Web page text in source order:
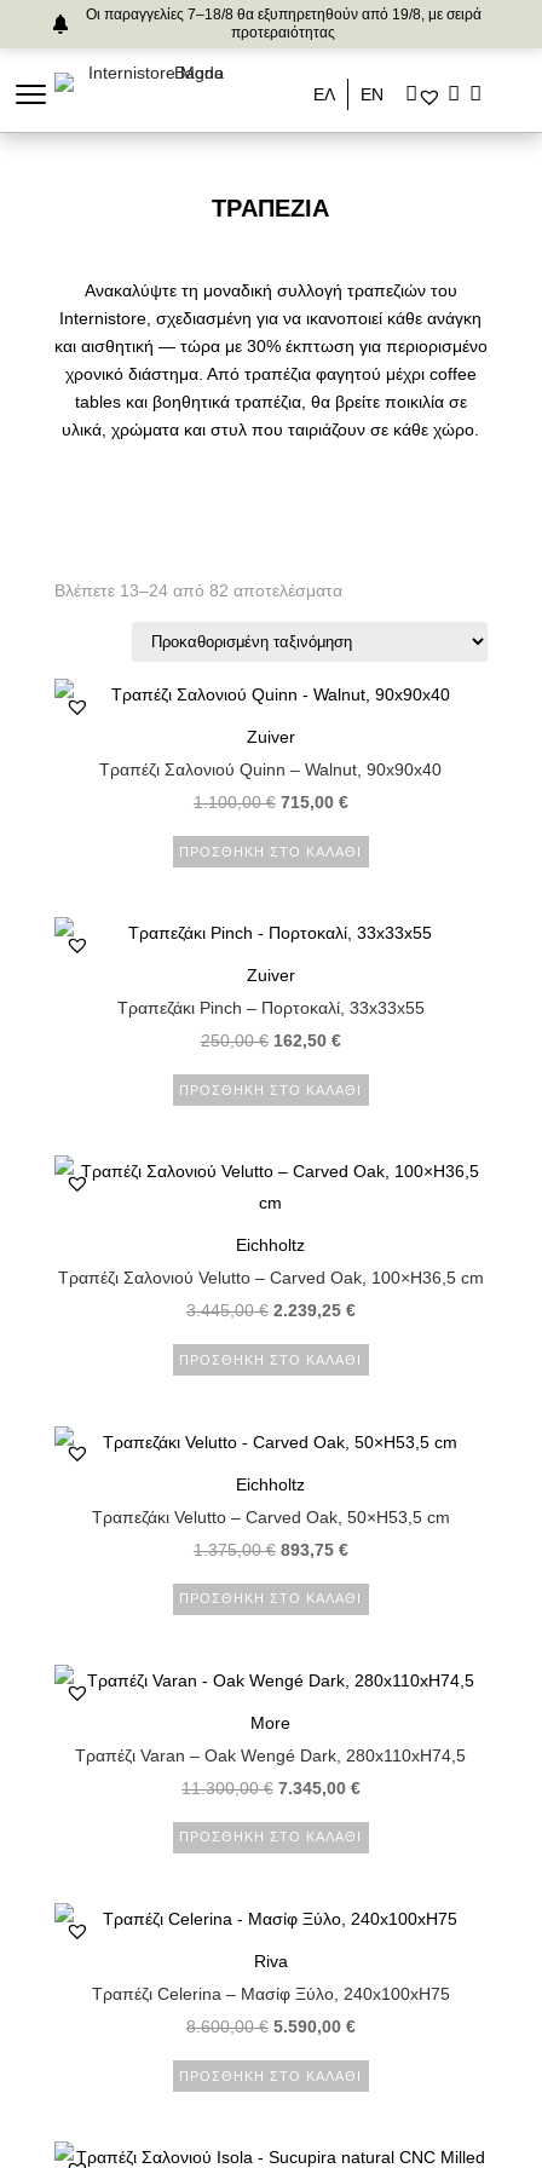
Οι παραγγελίες 7–18/8 θα εξυπηρετηθούν από 19/8, με σειρά
προτεραιότητας
ΕΛ ΕΝ
ΤΡΑΠΈΖΙΑ
Ανακαλύψτε τη μοναδική συλλογή τραπεζιών του
Internistore, σχεδιασμένη για να ικανοποιεί κάθε ανάγκη
και αισθητική — τώρα με 30% έκπτωση για περιορισμένο
χρονικό διάστημα. Από τραπέζια φαγητού μέχρι coffee
tables και βοηθητικά τραπέζια, θα βρείτε ποικιλία σε
υλικά, χρώματα και στυλ που ταιριάζουν σε κάθε χώρο.
Βλέπετε 13–24 από 82 αποτελέσματα
Zuiver
Τραπέζι Σαλονιού Quinn – Walnut, 90x90x40
1.100,00€ 715,00 €
ΠΡΟΣΘΉΚΗ ΣΤΟ ΚΑΛΆΘΙ
Zuiver
Τραπεζάκι Pinch – Πορτοκαλί, 33x33x55
250,00€ 162,50 €
ΠΡΟΣΘΉΚΗ ΣΤΟ ΚΑΛΆΘΙ
Eichholtz
Τραπέζι Σαλονιού Velutto – Carved Oak, 100×H36,5 cm
3.445,00€ 2.239,25 €
ΠΡΟΣΘΉΚΗ ΣΤΟ ΚΑΛΆΘΙ
Eichholtz
Τραπεζάκι Velutto – Carved Oak, 50×H53,5 cm
1.375,00€ 893,75 €
ΠΡΟΣΘΉΚΗ ΣΤΟ ΚΑΛΆΘΙ
More
Τραπέζι Varan – Oak Wengé Dark, 280x110xH74,5
11.300,00€ 7.345,00 €
ΠΡΟΣΘΉΚΗ ΣΤΟ ΚΑΛΆΘΙ
Riva
Τραπέζι Celerina – Μασίφ Ξύλο, 240x100xH75
8.600,00€ 5.590,00 €
ΠΡΟΣΘΉΚΗ ΣΤΟ ΚΑΛΆΘΙ